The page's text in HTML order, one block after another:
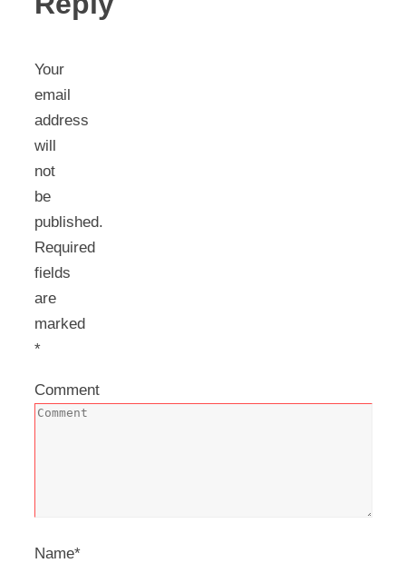
Your
email
address
will
not
be
published.
Required
fields
are
marked
*
Comment
Name*